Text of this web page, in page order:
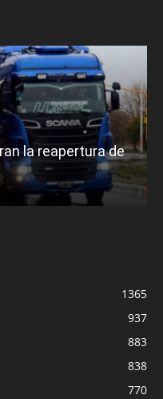
la reapertura de
1365
937
883
838
770